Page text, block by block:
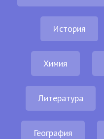
История
Химия
Литература
География